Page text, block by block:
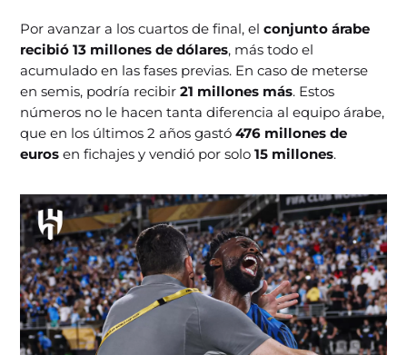
Por avanzar a los cuartos de final, elconjunto árabe
recibió 13 millones de dólares, más todo el
acumulado en las fases previas. En caso de meterse
en semis, podría recibir21 millones más. Estos
números no le hacen tanta diferencia al equipo árabe,
que en los últimos 2 años gastó476 millones de
euros en fichajes y vendió por solo15 millones.